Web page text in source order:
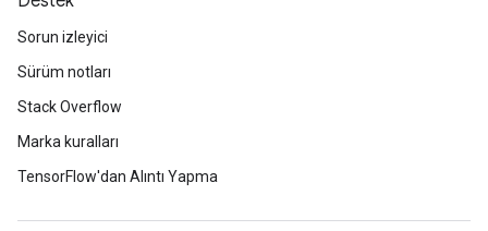
Sorun izleyici
Sürüm notları
Stack Overflow
Marka kuralları
TensorFlow'dan Alıntı Yapma